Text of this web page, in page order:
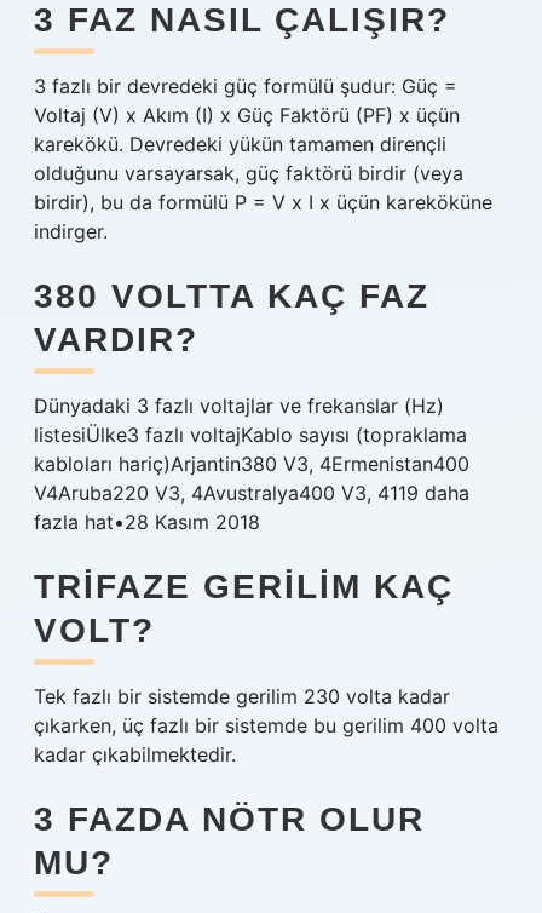
3 FAZ NASIL ÇALIŞIR?
3 fazlı bir devredeki güç formülü şudur: Güç =
Voltaj (V) x Akım (I) x Güç Faktörü (PF) x üçün
karekökü. Devredeki yükün tamamen dirençli
olduğunu varsayarsak, güç faktörü birdir (veya
birdir), bu da formülü P = V x I x üçün kareköküne
indirger.
380 VOLTTA KAÇ FAZ
VARDIR?
Dünyadaki 3 fazlı voltajlar ve frekanslar (Hz)
listesiÜlke3 fazlı voltajKablo sayısı (topraklama
kabloları hariç)Arjantin380 V3, 4Ermenistan400
V4Aruba220 V3, 4Avustralya400 V3, 4119 daha
fazla hat•28 Kasım 2018
TRIFAZE GERILIM KAÇ
VOLT?
Tek fazlı bir sistemde gerilim 230 volta kadar
çıkarken, üç fazlı bir sistemde bu gerilim 400 volta
kadar çıkabilmektedir.
3 FAZDA NÖTR OLUR
MU?